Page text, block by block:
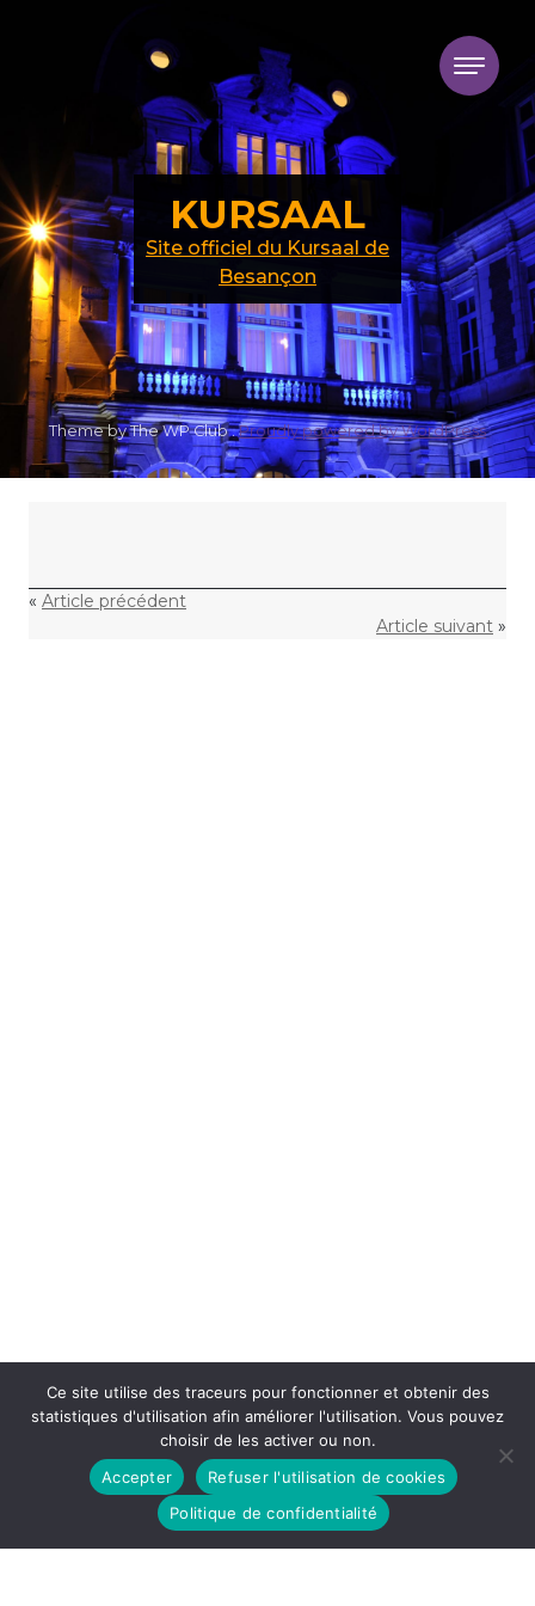
« Article précédent
Article suivant »
KURSAAL
Site officiel du Kursaal de
Besançon
Theme by The WP Club .Proudly powered by WordPress
Ce site utilise des traceurs pour fonctionner et obtenir des
statistiques d'utilisation afin améliorer l'utilisation. Vous pouvez
choisir de les activer ou non.
Accepter
Refuser l'utilisation de cookies
Politique de confidentialité